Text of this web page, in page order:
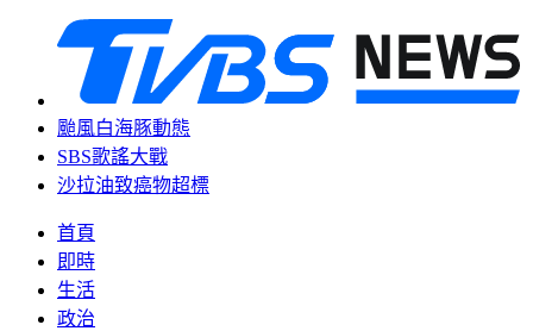
颱風白海豚動態
SBS歌謠大戰
沙拉油致癌物超標
首頁
即時
生活
政治